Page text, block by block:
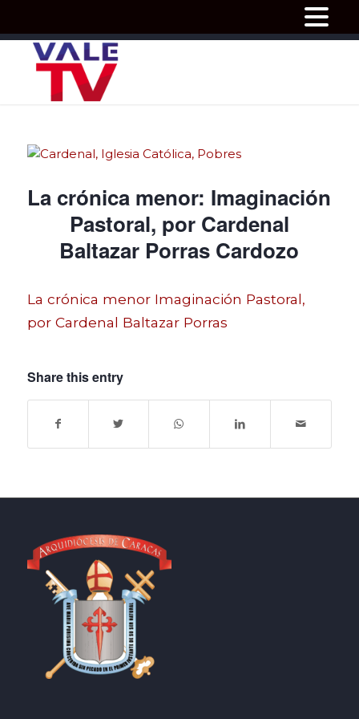
La crónica menor: Imaginación
Pastoral, por Cardenal
Baltazar Porras Cardozo
La crónica menor Imaginación Pastoral,
por Cardenal Baltazar Porras
Share this entry